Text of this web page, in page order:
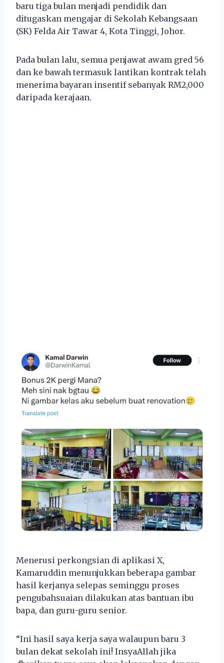
baru tiga bulan menjadi pendidik dan
ditugaskan mengajar di Sekolah Kebangsaan
(SK) Felda Air Tawar 4, Kota Tinggi, Johor.
Pada bulan lalu, semua penjawat awam gred 56
dan ke bawah termasuk lantikan kontrak telah
menerima bayaran insentif sebanyak RM2,000
daripada kerajaan.
Menerusi perkongsian di aplikasi X,
Kamaruddin menunjukkan beberapa gambar
hasil kerjanya selepas seminggu proses
pengubahsuaian dilakukan atas bantuan ibu
bapa, dan guru-guru senior.
“Ini hasil saya kerja saya walaupun baru 3
bulan dekat sekolah ini! InsyaAllah jika